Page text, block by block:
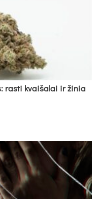
ras­ti kvai­ša­lai ir ži­nia